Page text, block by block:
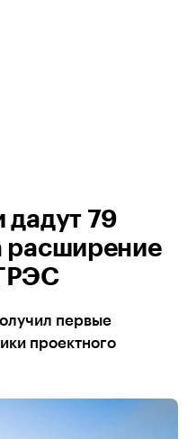
дадут 79
расширение
первые
проектного